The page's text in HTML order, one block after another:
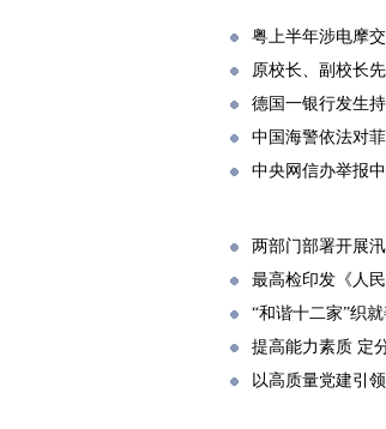
粤上半年涉电摩
原校长、副校长
德国一银行发生
中国海警依法对
中央网信办举报
两部门部署开展
最高检印发《人
“和谐十二家”织
提高能力素质 定
以高质量党建引